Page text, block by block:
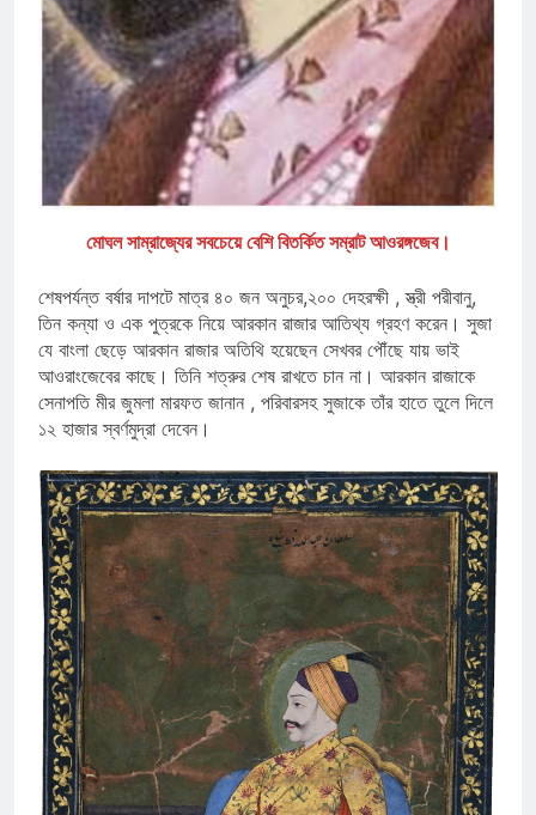
মোঘল সাম্রাজ্যের সবচেয়ে বেশি বিতর্কিত সম্রাট আওরঙ্গজেব।
শেষপর্যন্ত বর্ষার দাপটে মাত্র ৪০ জন অনুচর,২০০ দেহরক্ষী , স্ত্রী পরীবানু,
তিন কন্যা ও এক পুত্রকে নিয়ে আরকান রাজার আতিথ্য গ্রহণ করেন। সুজা
যে বাংলা ছেড়ে আরকান রাজার অতিথি হয়েছেন সেখবর পৌঁছে যায় ভাই
আওরাংজেবের কাছে। তিনি শত্রুর শেষ রাখতে চান না। আরকান রাজাকে
সেনাপতি মীর জুমলা মারফত জানান , পরিবারসহ সুজাকে তাঁর হাতে তুলে দিলে
১২ হাজার স্বর্ণমুদ্রা দেবেন।